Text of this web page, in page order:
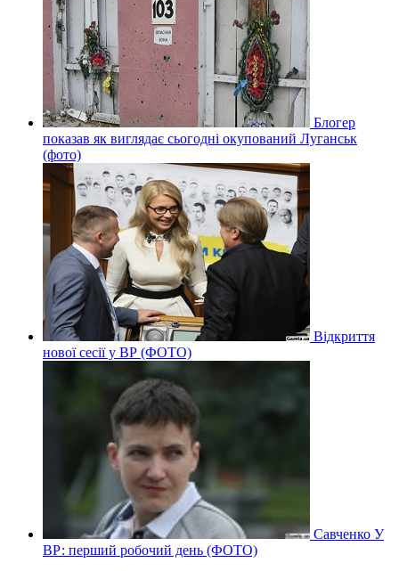
Блогер
показав як виглядає сьогодні окупований Луганськ
(фото)
Відкриття
нової сесії у ВР (ФОТО)
Савченко У
ВР: перший робочий день (ФОТО)